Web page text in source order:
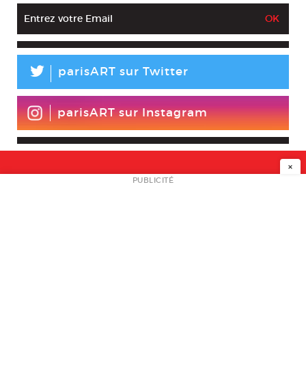
L parisART sur Twitter
parisART sur Instagram
NEWSLETTER
×
PUBLICITÉ